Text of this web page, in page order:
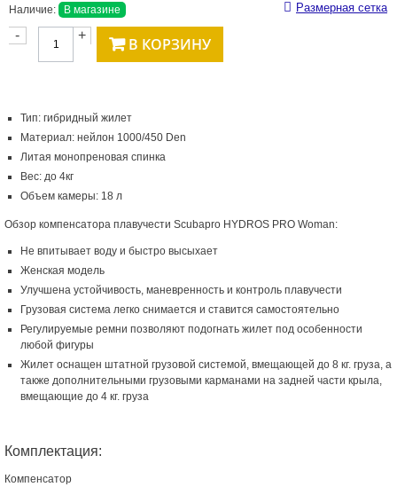
Наличие: В магазине Размерная сетка
- + В КОРЗИНУ
Тип: гибридный жилет
Материал: нейлон 1000/450 Den
Литая монопреновая спинка
Вес: до 4кг
Объем камеры: 18 л
Обзор компенсатора плавучести Scubapro HYDROS PRO Woman:
Не впитывает воду и быстро высыхает
Женская модель
Улучшена устойчивость, маневренность и контроль плавучести
Грузовая система легко снимается и ставится самостоятельно
Регулируемые ремни позволяют подогнать жилет под особенности
любой фигуры
Жилет оснащен штатной грузовой системой, вмещающей до 8 кг. груза, а
также дополнительными грузовыми карманами на задней части крыла,
вмещающие до 4 кг. груза
Комплектация:
Компенсатор